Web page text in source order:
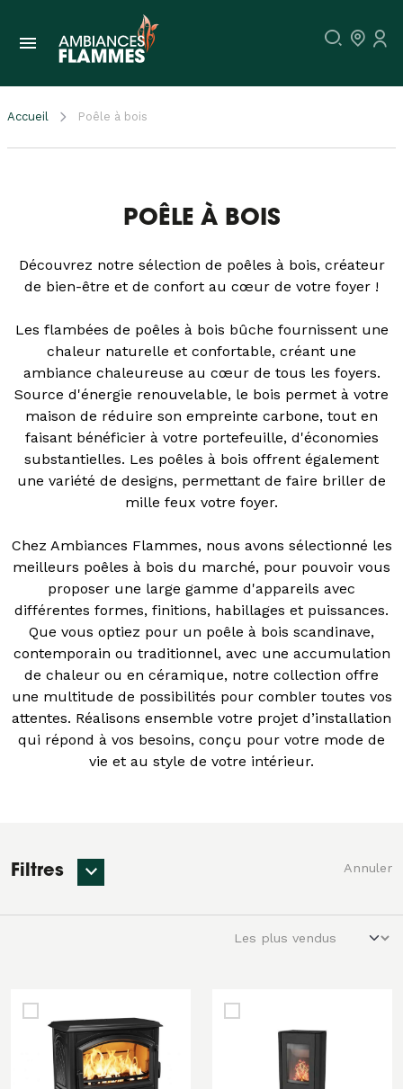
Accueil Poêle à bois
POÊLE À BOIS
Découvrez notre sélection de poêles à bois, créateur
de bien-être et de confort au cœur de votre foyer !
Les flambées de poêles à bois bûche fournissent une
chaleur naturelle et confortable, créant une
ambiance chaleureuse au cœur de tous les foyers.
Source d'énergie renouvelable, le bois permet à votre
maison de réduire son empreinte carbone, tout en
faisant bénéficier à votre portefeuille, d'économies
substantielles. Les poêles à bois offrent également
une variété de designs, permettant de faire briller de
mille feux votre foyer.
Chez Ambiances Flammes, nous avons sélectionné les
meilleurs poêles à bois du marché, pour pouvoir vous
proposer une large gamme d'appareils avec
différentes formes, finitions, habillages et puissances.
Que vous optiez pour un poêle à bois scandinave,
contemporain ou traditionnel, avec une accumulation
de chaleur ou en céramique, notre collection offre
une multitude de possibilités pour combler toutes vos
attentes. Réalisons ensemble votre projet d’installation
qui répond à vos besoins, conçu pour votre mode de
vie et au style de votre intérieur.
Filtres Annuler